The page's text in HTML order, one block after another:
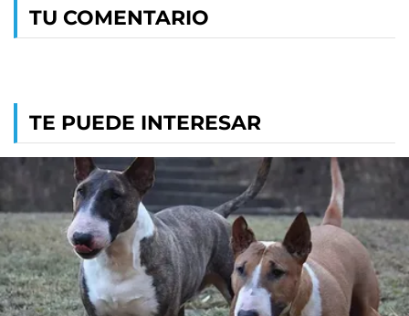
TU COMENTARIO
TE PUEDE INTERESAR